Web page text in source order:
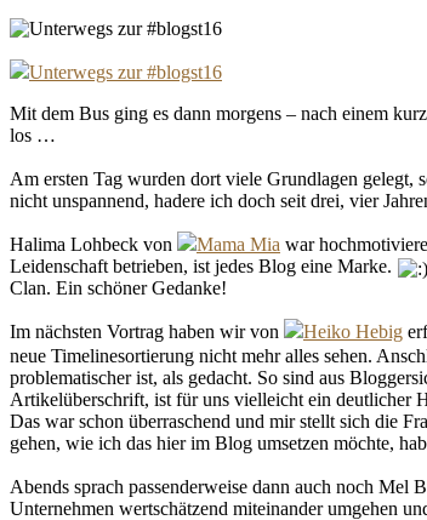
Unterwegs zur #blogst16
Mit dem Bus ging es dann morgens – nach einem
los …
Am ersten Tag wurden dort viele Grundlagen gelegt,
nicht unspannend, hadere ich doch seit drei, vier
Halima Lohbeck von Mama Mia war
Leidenschaft betrieben, ist jedes Blog eine Marke.
Clan. Ein schöner Gedanke!
Im nächsten Vortrag haben wir von Heiko Hebig
neue Timelinesortierung nicht mehr alles sehen.
problematischer ist, als gedacht. So sind aus
Artikelüberschrift, ist für uns vielleicht ein deutlicher
Das war schon überraschend und mir stellt sich die
gehen, wie ich das hier im Blog umsetzen möchte,
Abends sprach passenderweise dann auch noch Mel
Unternehmen wertschätzend miteinander umgehen